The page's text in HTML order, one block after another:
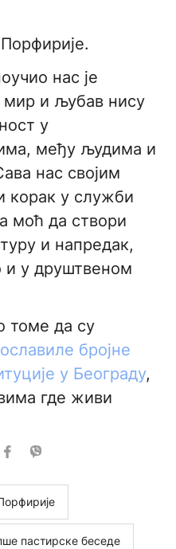
нас је
мир и љубав нису
у
међу људима и
нас својим
корак у служби
моћ да створи
и напредак,
и у друштвеном
томе да су
бројне
у Београду,
где живи
пастирске беседе